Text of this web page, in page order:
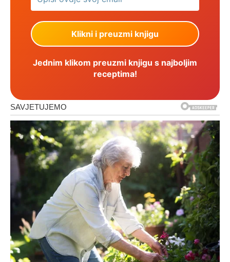
Jednim klikom preuzmi knjigu s najboljim
receptima!